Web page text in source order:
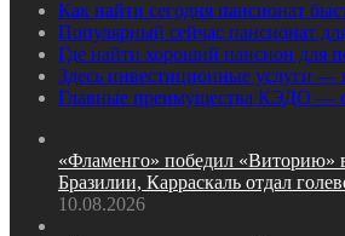
Как найти сегодня пансионат
Популярный сейчас пансионат
Где найти хороший пансион для
Здесь инвестиционные услуги —
Главные преимущества КЭДО —
«Фламенго» победил «Виторию»
Бразилии, Карраскаль отдал
10.08.2026